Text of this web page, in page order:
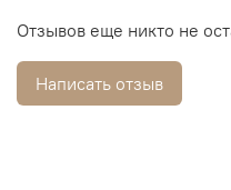
Отзывов еще никто не
Написать отзыв